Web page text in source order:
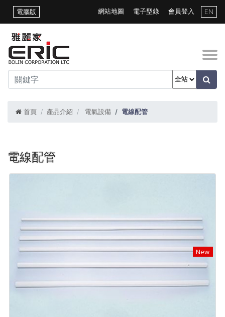
電腦版 網站地圖 電子型錄 會員登入 EN
首頁 產品介紹 電氣設備 電線配管
電線配管
New